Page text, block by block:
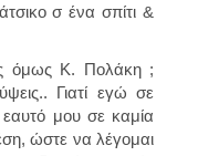
σ ένα σπίτι &
όμως Κ. Πολάκη ;
Γιατί εγώ σε
μου σε καμία
ώστε να λέγομαι